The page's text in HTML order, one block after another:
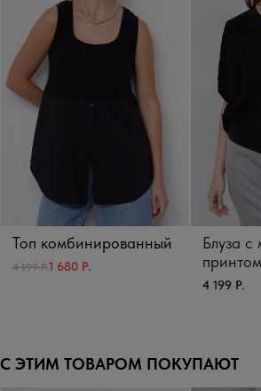
Топ комбинированный
4 199 Р.1 680 Р.
Блуза
принтом
4 199 Р.
С ЭТИМ ТОВАРОМ ПОКУПАЮТ